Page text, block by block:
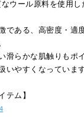
ウール原料を使用し
である、高密度・適
滑らかな肌触りもポ
いやすくなっています
テム】